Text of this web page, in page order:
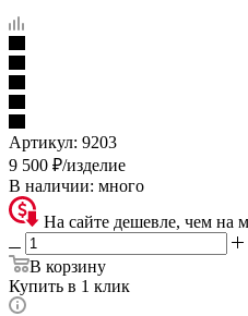
Артикул: 9203
9 500 ₽/изделие
В наличии: много
На сайте дешевле, чем на
В корзину
Купить в 1 клик